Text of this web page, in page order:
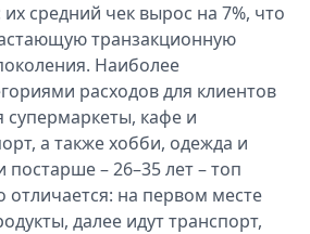
их средний чек вырос на 7%, что
транзакционную
Наиболее
расходов для клиентов
супермаркеты, кафе и
а также хобби, одежда и
постарше – 26–35 лет – топ
отличается: на первом месте
далее идут транспорт,